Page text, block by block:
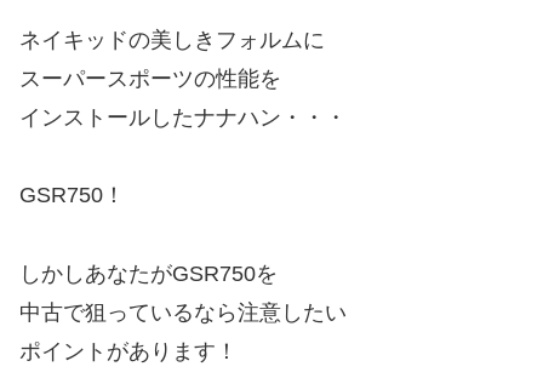
ネイキッドの美しきフォルムに
スーパースポーツの性能を
インストールしたナナハン・・・
GSR750！
しかしあなたがGSR750を
中古で狙っているなら注意したい
ポイントがあります！